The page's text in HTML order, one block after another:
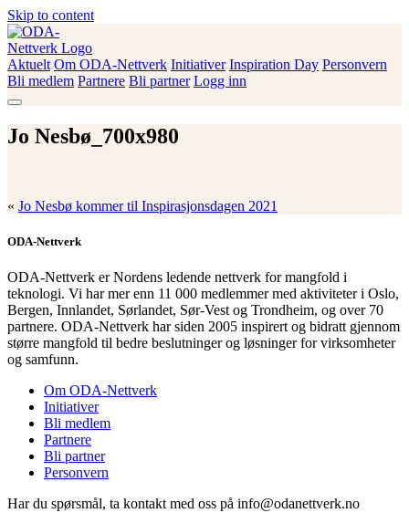
Skip to content
ODA-Nettverk
Aktuelt Om ODA-Nettverk Initiativer Inspiration Day Personvern
Bli medlem Partnere Bli partner Logg inn
Jo Nesbø_700x980
« Jo Nesbø kommer til Inspirasjonsdagen 2021
ODA-Nettverk
ODA-Nettverk er Nordens ledende nettverk for mangfold i
teknologi. Vi har mer enn 11 000 medlemmer med aktiviteter i Oslo,
Bergen, Innlandet, Sørlandet, Sør-Vest og Trondheim, og over 70
partnere. ODA-Nettverk har siden 2005 inspirert og bidratt gjennom
større mangfold til bedre beslutninger og løsninger for virksomheter
og samfunn.
Om ODA-Nettverk
Initiativer
Bli medlem
Partnere
Bli partner
Personvern
Har du spørsmål, ta kontakt med oss på info@odanettverk.no